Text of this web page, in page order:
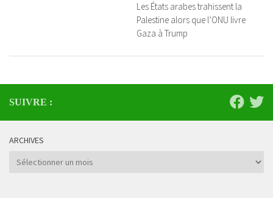
Les États arabes trahissent la
Palestine alors que l’ONU livre
Gaza à Trump
SUIVRE :
ARCHIVES
Archives